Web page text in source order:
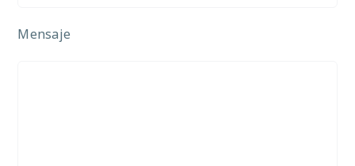
Mensaje